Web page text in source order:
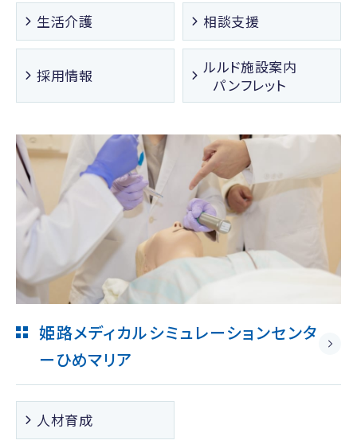
生活介護 相談支援
採用情報
ルルド施設案内
パンフレット
姫路メディカルシミュレーションセンタ
ーひめマリア
人材育成